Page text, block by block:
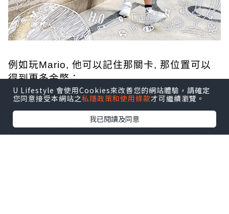
例如玩Mario, 他可以記住那關卡, 那位置可以
得到更多金幣；
例如他可以將350隻寵物小精靈嘅名同技能念得
滾瓜爛；
U Lifestyle 會使用Cookies來改善您的網站體驗，請確定
您同意接受本網站之私隱政策和使用條款才可繼續瀏覽。
我已閱讀及同意